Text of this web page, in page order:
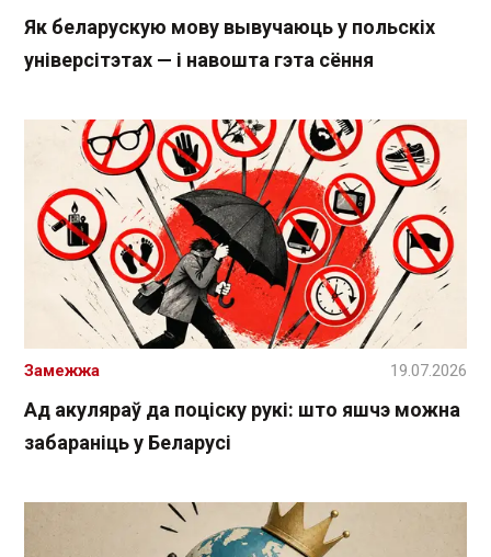
Як беларускую мову вывучаюць у польскіх
універсітэтах — і навошта гэта сёння
Ад акуляраў да поціску рукі: што яшчэ можна
забараніць у Беларусі
Замежжа 19.07.2026